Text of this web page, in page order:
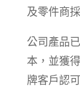
及零件商
公司產品
本，並獲
牌客戶認